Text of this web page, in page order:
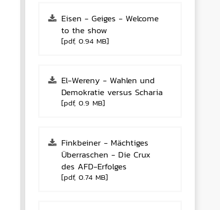
Eisen - Geiges - Welcome
to the show
[pdf, 0.94 MB]
El-Wereny - Wahlen und
Demokratie versus Scharia
[pdf, 0.9 MB]
Finkbeiner - Mächtiges
Überraschen - Die Crux
des AFD-Erfolges
[pdf, 0.74 MB]